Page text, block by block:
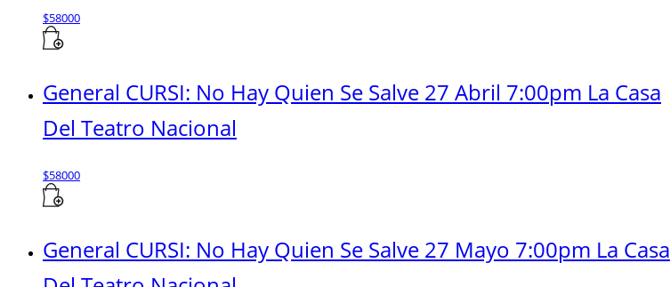
$58000
General CURSI: No Hay Quien Se Salve 27 Abril 7:00pm La Casa
Del Teatro Nacional
$58000
General CURSI: No Hay Quien Se Salve 27 Mayo 7:00pm La Casa